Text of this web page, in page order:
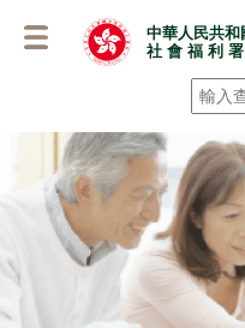
中華人民共和
社 會 福 利
搜尋 *